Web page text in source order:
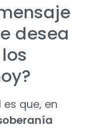
desea
que, en